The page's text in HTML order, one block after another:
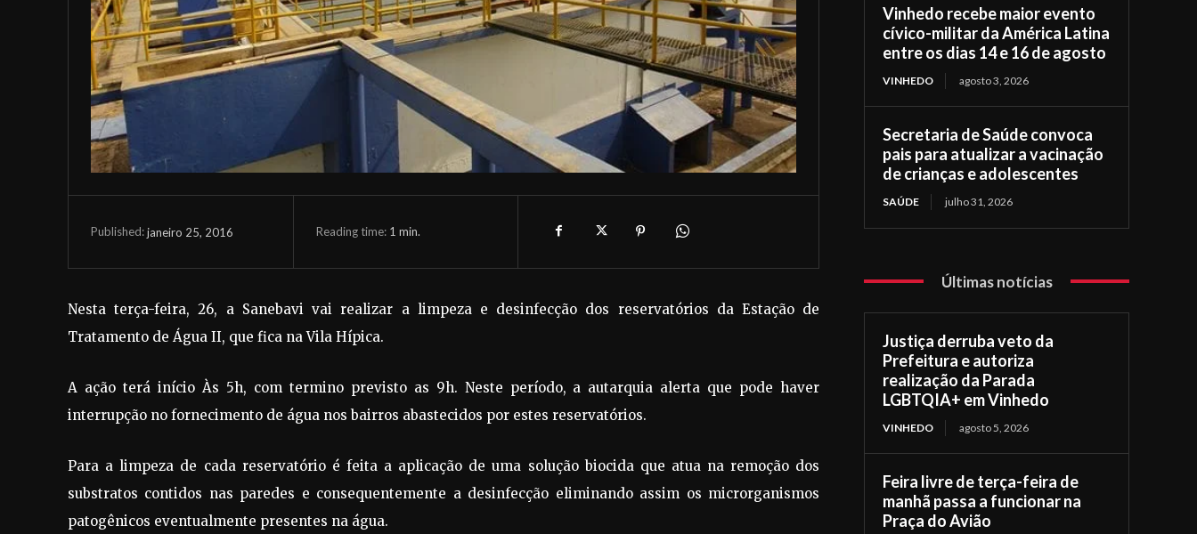
Published:janeiro 25, 2016 Reading time: 1 min.
Nesta terça-feira, 26, a Sanebavi vai realizar a limpeza e desinfecção dos reservatórios da Estação de
Tratamento de Água II, que fica na Vila Hípica.
A ação terá início Às 5h, com termino previsto as 9h. Neste período, a autarquia alerta que pode haver
interrupção no fornecimento de água nos bairros abastecidos por estes reservatórios.
Para a limpeza de cada reservatório é feita a aplicação de uma solução biocida que atua na remoção dos
substratos contidos nas paredes e consequentemente a desinfecção eliminando assim os microrganismos
patogênicos eventualmente presentes na água.
Vinhedo recebe maior evento
cívico-militar da América Latina
entre os dias 14 e 16 de agosto
VINHEDO agosto 3, 2026
Secretaria de Saúde convoca
pais para atualizar a vacinação
de crianças e adolescentes
SAÚDE julho 31, 2026
Últimas notícias
Justiça derruba veto da
Prefeitura e autoriza
realização da Parada
LGBTQIA+ em Vinhedo
VINHEDO agosto 5, 2026
Feira livre de terça-feira de
manhã passa a funcionar na
Praça do Avião